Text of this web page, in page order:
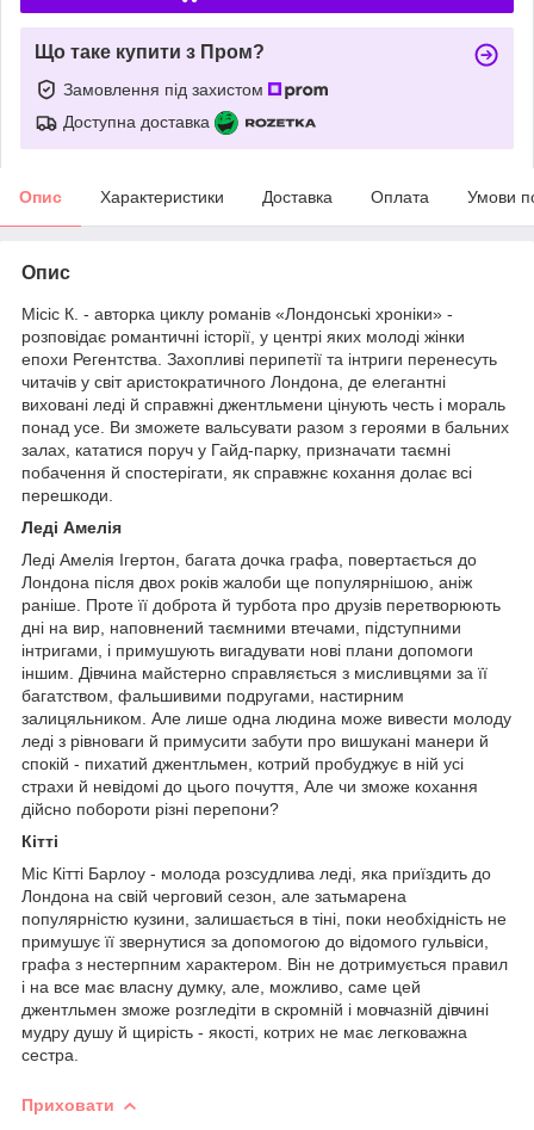
Що таке купити з Пром?
Замовлення під захистом
Доступна доставка
Опис Характеристики Доставка Оплата Умови
Опис
Місіс К. - авторка циклу романів «Лондонські хроніки» -
розповідає романтичні історії, у центрі яких молоді жінки
епохи Регентства. Захопливі перипетії та інтриги перенесуть
читачів у світ аристократичного Лондона, де елегантні
виховані леді й справжні джентльмени цінують честь і мораль
понад усе. Ви зможете вальсувати разом з героями в бальних
залах, кататися поруч у Гайд-парку, призначати таємні
побачення й спостерігати, як справжнє кохання долає всі
перешкоди.
Леді Амелія
Леді Амелія Ігертон, багата дочка графа, повертається до
Лондона після двох років жалоби ще популярнішою, аніж
раніше. Проте її доброта й турбота про друзів перетворюють
дні на вир, наповнений таємними втечами, підступними
інтригами, і примушують вигадувати нові плани допомоги
іншим. Дівчина майстерно справляється з мисливцями за її
багатством, фальшивими подругами, настирним
залицяльником. Але лише одна людина може вивести молоду
леді з рівноваги й примусити забути про вишукані манери й
спокій - пихатий джентльмен, котрий пробуджує в ній усі
страхи й невідомі до цього почуття, Але чи зможе кохання
дійсно побороти різні перепони?
Кітті
Міс Кітті Барлоу - молода розсудлива леді, яка приїздить до
Лондона на свій черговий сезон, але затьмарена
популярністю кузини, залишається в тіні, поки необхідність не
примушує її звернутися за допомогою до відомого гульвіси,
графа з нестерпним характером. Він не дотримується правил
і на все має власну думку, але, можливо, саме цей
джентльмен зможе розгледіти в скромній і мовчазній дівчині
мудру душу й щирість - якості, котрих не має легковажна
сестра.
Приховати